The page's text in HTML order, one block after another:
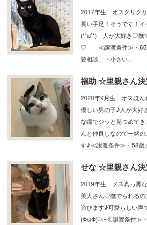
長い手足！そうです！
(*’ω’*) 人が大好き♡撫
♡ ≪譲渡条件≫・65歳
要相談。・小さい…
2020年9月生 オスほん
優しい男の子♪人が大好
な瞳でジッと見つめてき
んと仲良しなので一緒
す♪≪譲渡条件≫・58
2019年生 メス真っ黒な
美人さん♡撫でられるの
遊びます♪可愛らしい声
(ΦωΦ)ﾆｬｰ≪譲渡条件≫・
要相談・男…